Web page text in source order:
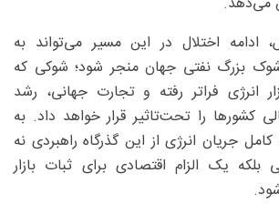
ادامه اختلال در این مسیر می‌تواند به
بزرگ نفتی جهان منجر شود؛ شوکی که
انرژی فراتر رفته و تجارت جهانی، رشد
کشورها را تحت‌تاثیر قرار خواهد داد. به
جریان انرژی از این گذرگاه راهبردی نه
یک الزام اقتصادی برای ثبات بازار